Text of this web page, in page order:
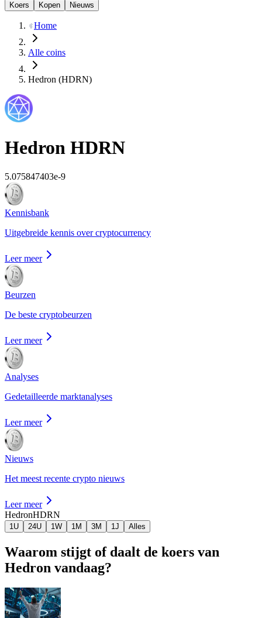
Koers Kopen Nieuws
Home
Alle coins
Hedron (HDRN)
Hedron HDRN
5.075847403e-9
Kennisbank
Uitgebreide kennis over cryptocurrency
Leer meer
Beurzen
De beste cryptobeurzen
Leer meer
Analyses
Gedetailleerde marktanalyses
Leer meer
Nieuws
Het meest recente crypto nieuws
Leer meer
HedronHDRN
1U 24U 1W 1M 3M 1J Alles
Waarom stijgt of daalt de koers van
Hedron vandaag?